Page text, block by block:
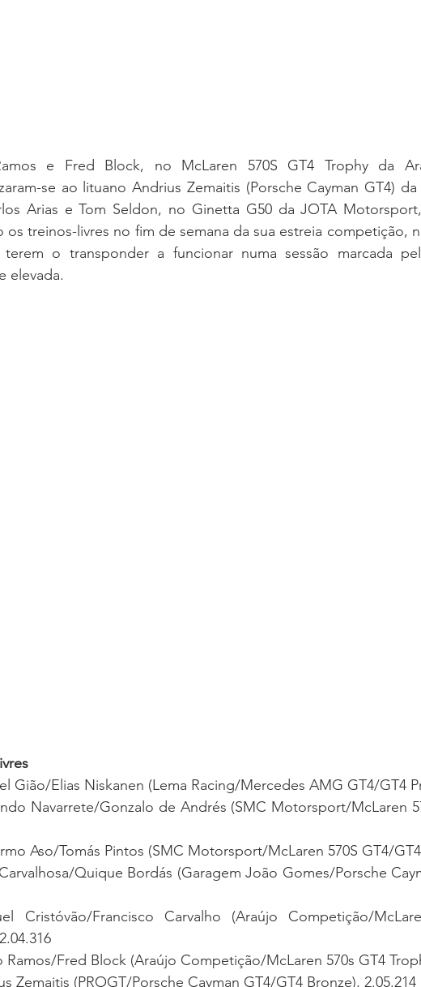
e Fred Block, no McLaren 570S GT4 Trophy da
se ao lituano Andrius Zemaitis (Porsche Cayman GT4)
Arias e Tom Seldon, no Ginetta G50 da JOTA
os treinos-livres no fim de semana da sua estreia competição,
o transponder a funcionar numa sessão marcada
elevada.
Gião/Elias Niskanen (Lema Racing/Mercedes AMG GT4/GT4
Navarrete/Gonzalo de Andrés (SMC Motorsport/McLaren
Aso/Tomás Pintos (SMC Motorsport/McLaren 570S GT4/
Quique Bordás (Garagem João Gomes/Porsche
Cristóvão/Francisco Carvalho (Araújo Competição/
Ramos/Fred Block (Araújo Competição/McLaren 570s GT4
Zemaitis (PROGT/Porsche Cayman GT4/GT4 Bronze), 2.05.214